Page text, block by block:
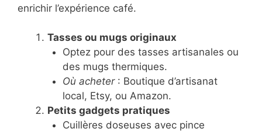
enrichir l’expérience café.
Tasses ou mugs originaux
Optez pour des tasses artisanales ou
des mugs thermiques.
Où acheter: Boutique d’artisanat
local, Etsy, ou Amazon.
Petits gadgets pratiques
Cuillères doseuses avec pince